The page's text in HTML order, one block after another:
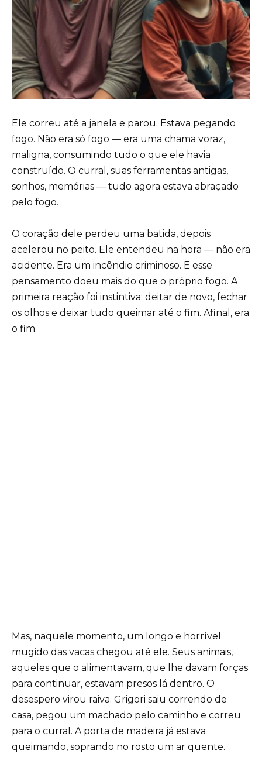
Ele correu até a janela e parou. Estava pegando
fogo. Não era só fogo — era uma chama voraz,
maligna, consumindo tudo o que ele havia
construído. O curral, suas ferramentas antigas,
sonhos, memórias — tudo agora estava abraçado
pelo fogo.
O coração dele perdeu uma batida, depois
acelerou no peito. Ele entendeu na hora — não era
acidente. Era um incêndio criminoso. E esse
pensamento doeu mais do que o próprio fogo. A
primeira reação foi instintiva: deitar de novo, fechar
os olhos e deixar tudo queimar até o fim. Afinal, era
o fim.
Mas, naquele momento, um longo e horrível
mugido das vacas chegou até ele. Seus animais,
aqueles que o alimentavam, que lhe davam forças
para continuar, estavam presos lá dentro. O
desespero virou raiva. Grigori saiu correndo de
casa, pegou um machado pelo caminho e correu
para o curral. A porta de madeira já estava
queimando, soprando no rosto um ar quente.